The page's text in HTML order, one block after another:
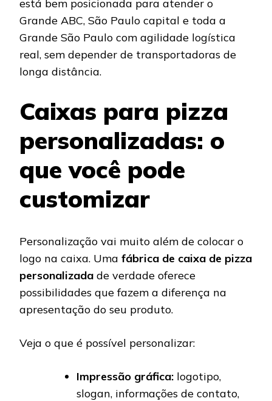
está bem posicionada para atender o
Grande ABC, São Paulo capital e toda a
Grande São Paulo com agilidade logística
real, sem depender de transportadoras de
longa distância.
Caixas para pizza
personalizadas: o
que você pode
customizar
Personalização vai muito além de colocar o
logo na caixa. Uma fábrica de caixa de pizza
personalizada de verdade oferece
possibilidades que fazem a diferença na
apresentação do seu produto.
Veja o que é possível personalizar:
Impressão gráfica: logotipo,
slogan, informações de contato,